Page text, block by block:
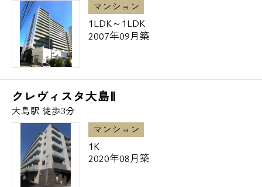
また、数多くの物件を弊社ご案内特典とし
て、
仲介手数料無料や仲介手数料半額にて、
ご紹介可能で御座います。
（仲介手数料の有無はご相談下さいませ）
是非一度弊社「エスアールホーム」まで、
お気軽にお問い合わせ下さいませ。
皆様からのお問い合わせを社員一同、
心よりお待ち申しております。
マンション
1LDK～1LDK
2007年09月築
クレヴィスタ大島Ⅱ
大島駅 徒歩3分
マンション
1K
2020年08月築